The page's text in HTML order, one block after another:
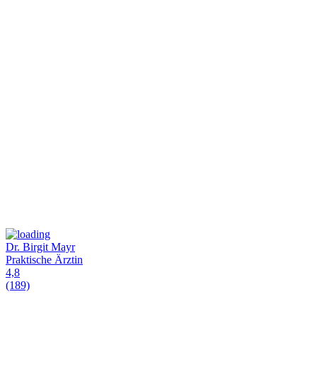
Dr. Birgit Mayr
Praktische Ärztin
4,8
(189)